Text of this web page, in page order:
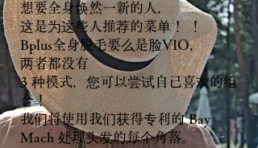
想要全身焕然一新的人，
这是为这些人推荐的菜单！ ！
Bplus全身脱毛要么是脸VIO，
两者都没有
3 种模式，您可以尝试自己喜欢的组
合！
我们将使用我们获得专利的 Bay
Mach 处理头发的每个角落。